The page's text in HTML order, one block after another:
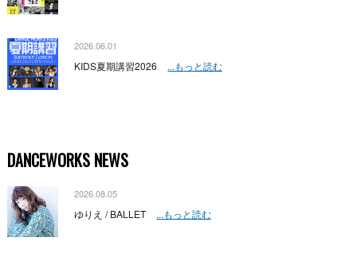
2026.06.01
KIDS夏期講習2026 ...もっと読む
DANCEWORKS NEWS
2026.08.05
ゆりえ / BALLET ...もっと読む